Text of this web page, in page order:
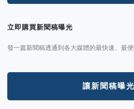
立即購買新聞稿曝光
發一篇新聞稿透通到各大媒體的最快速、最便
讓新聞稿曝光